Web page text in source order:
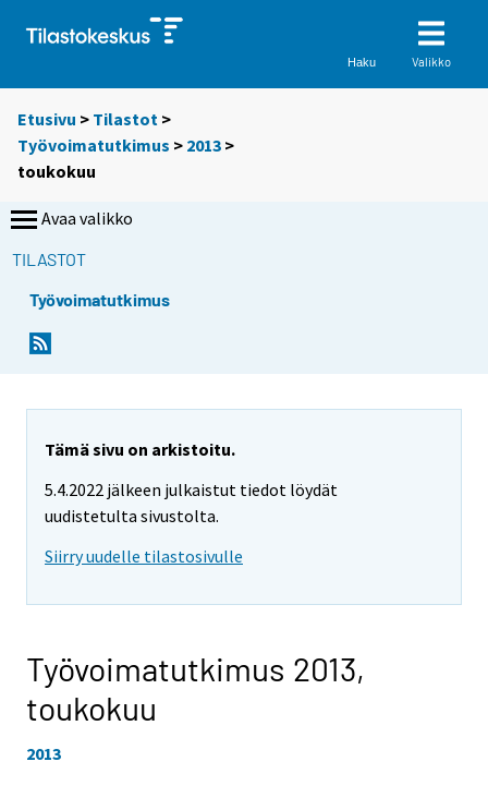
Haku Valikko
Etusivu > Tilastot >
Työvoimatutkimus > 2013 >
toukokuu
Avaa valikko
TILASTOT
Työvoimatutkimus
Tämä sivu on arkistoitu.
5.4.2022 jälkeen julkaistut tiedot löydät
uudistetulta sivustolta.
Siirry uudelle tilastosivulle
Työvoimatutkimus 2013,
toukokuu
2013